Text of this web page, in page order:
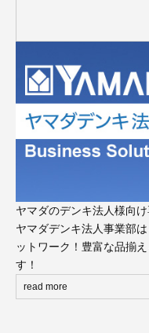
ヤマダのデンキ法人様向
ヤマダデンキ法人事業部
ットワーク！豊富な品揃
す！
read more